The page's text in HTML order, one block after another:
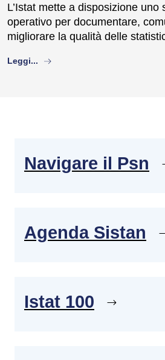
L’Istat mette a disposizione uno
operativo per documentare,
migliorare la qualità delle
Leggi... about
Navigare il Psn
Agenda Sistan
Istat 100